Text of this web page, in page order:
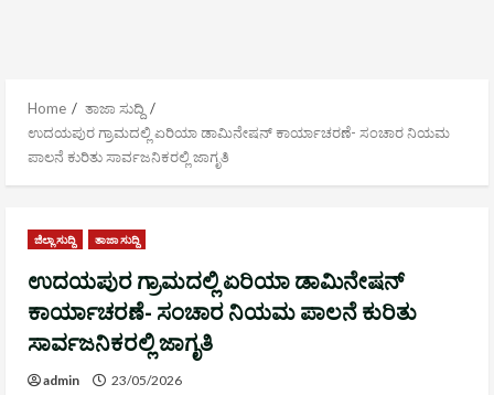
Home
ತಾಜಾ ಸುದ್ದಿ
ಉದಯಪುರ ಗ್ರಾಮದಲ್ಲಿ ಏರಿಯಾ ಡಾಮಿನೇಷನ್ ಕಾರ್ಯಾಚರಣೆ- ಸಂಚಾರ ನಿಯಮ
ಪಾಲನೆ ಕುರಿತು ಸಾರ್ವಜನಿಕರಲ್ಲಿ ಜಾಗೃತಿ
ಜಿಲ್ಲಾ ಸುದ್ದಿ ತಾಜಾ ಸುದ್ದಿ
ಉದಯಪುರ ಗ್ರಾಮದಲ್ಲಿ ಏರಿಯಾ ಡಾಮಿನೇಷನ್
ಕಾರ್ಯಾಚರಣೆ- ಸಂಚಾರ ನಿಯಮ ಪಾಲನೆ ಕುರಿತು
ಸಾರ್ವಜನಿಕರಲ್ಲಿ ಜಾಗೃತಿ
admin 23/05/2026